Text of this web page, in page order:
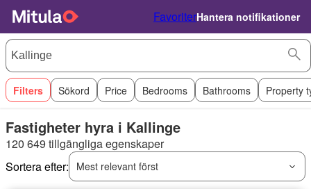
FavoriterHantera notifikationer
Filters Sökord Price Bedrooms Bathrooms Property
Fastigheter hyra i Kallinge
120 649 tillgängliga egenskaper
Sortera efter:
Mest relevant först